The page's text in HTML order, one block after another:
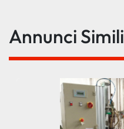
Annunci Simili